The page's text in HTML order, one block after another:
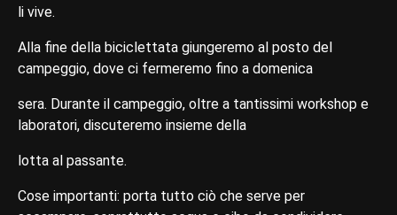
li vive.
Alla fine della biciclettata giungeremo al posto del
campeggio, dove ci fermeremo fino a domenica
sera. Durante il campeggio, oltre a tantissimi workshop e
laboratori, discuteremo insieme della
lotta al passante.
Cose importanti: porta tutto ciò che serve per